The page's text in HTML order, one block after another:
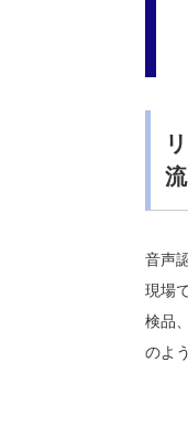
音声
現場
検品
のよ